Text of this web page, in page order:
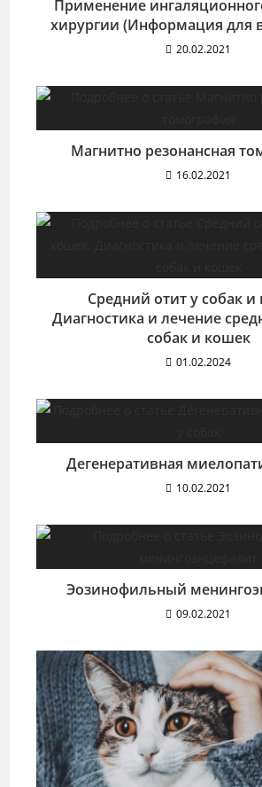
Применение
хирургии (Информация для
20.02.2021
Магнитно резонансная
16.02.2021
Средний отит у собак
Диагностика и лечение
собак и кошек
01.02.2024
Дегенеративная
10.02.2021
Эозинофильный
09.02.2021